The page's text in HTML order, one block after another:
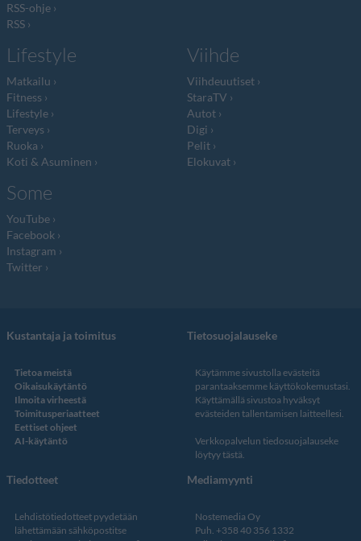
RSS-ohje
RSS
Lifestyle
Matkailu
Fitness
Lifestyle
Terveys
Ruoka
Koti & Asuminen
Viihde
Viihdeuutiset
StaraTV
Autot
Digi
Pelit
Elokuvat
Some
YouTube
Facebook
Instagram
Twitter
Kustantaja ja toimitus
Tietoa meistä
Oikaisukäytäntö
Ilmoita virheestä
Toimitusperiaatteet
Eettiset ohjeet
AI-käytäntö
Tietosuojalauseke
Käytämme sivustolla evästeitä
parantaaksemme käyttökokemustasi.
Käyttämällä sivustoa hyväksyt
evästeiden tallentamisen laitteellesi.
Verkkopalvelun tiedosuojalauseke
löytyy tästä.
Tiedotteet
Lehdistötiedotteet pyydetään
lähettämään sähköpostitse
Mediamyynti
Nostemedia Oy
Puh. +358 40 356 1332